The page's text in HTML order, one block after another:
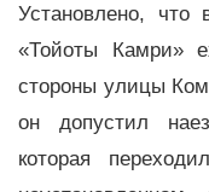
Установлено, что
«Тойоты Камри»
стороны улицы
он допустил
которая